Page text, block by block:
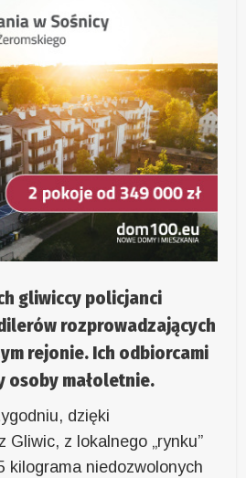
gliwiccy policjanci
rozprowadzających
rejonie. Ich odbiorcami
osoby małoletnie.
dzięki
Gliwic, z lokalnego „rynku”
kilograma niedozwolonych